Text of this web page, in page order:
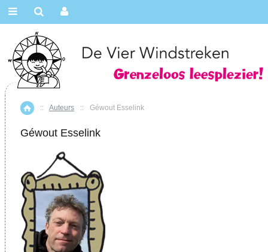
Home
:: Auteurs :: Géwout Esselink
Géwout Esselink